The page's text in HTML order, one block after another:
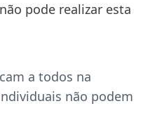
pode realizar esta
a todos na
não podem